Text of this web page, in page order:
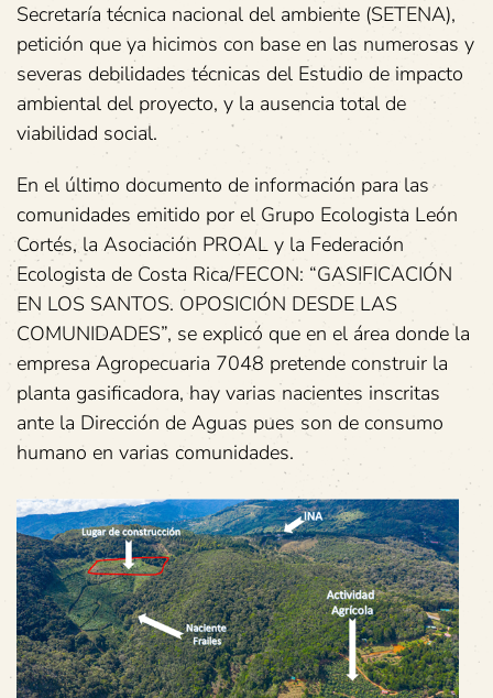
Secretaría técnica nacional del ambiente (SETENA),
petición que ya hicimos con base en las numerosas y
severas debilidades técnicas del Estudio de impacto
ambiental del proyecto, y la ausencia total de
viabilidad social.
En el último documento de información para las
comunidades emitido por el Grupo Ecologista León
Cortés, la Asociación PROAL y la Federación
Ecologista de Costa Rica/FECON: “GASIFICACIÓN
EN LOS SANTOS. OPOSICIÓN DESDE LAS
COMUNIDADES”, se explicó que en el área donde la
empresa Agropecuaria 7048 pretende construir la
planta gasificadora, hay varias nacientes inscritas
ante la Dirección de Aguas pues son de consumo
humano en varias comunidades.